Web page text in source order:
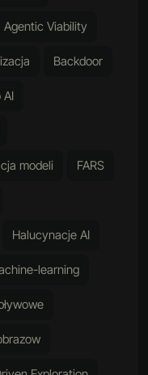
Agentic Viability
Backdoor
AI
modeli FARS
Halucynacje AI
learning